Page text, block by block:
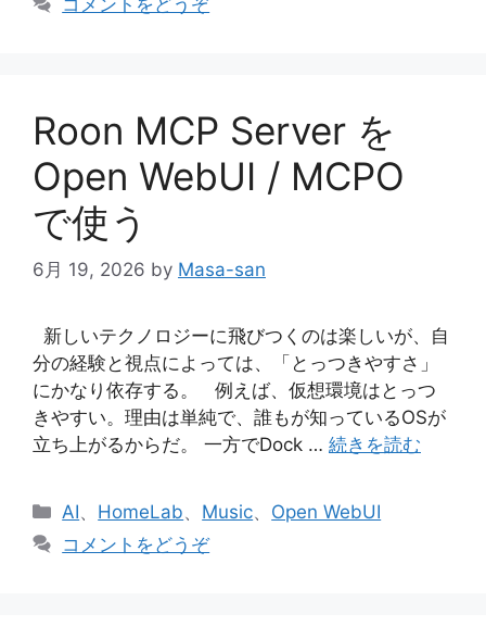
Roon MCP Server を
Open WebUI / MCPO
で使う
6月 19, 2026 by Masa-san
新しいテクノロジーに飛びつくのは楽しいが、自
分の経験と視点によっては、「とっつきやすさ」
にかなり依存する。 例えば、仮想環境はとっつ
きやすい。理由は単純で、誰もが知っているOSが
立ち上がるからだ。 一方でDock … 続きを読む
カ
テ
AI、 HomeLab、 Music、 Open WebUI
コメントをどうぞ